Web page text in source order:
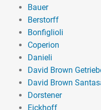
Bauer
Berstorff
Bonfiglioli
Coperion
Danieli
David Brown
David Brown
Dorstener
Eickhoff